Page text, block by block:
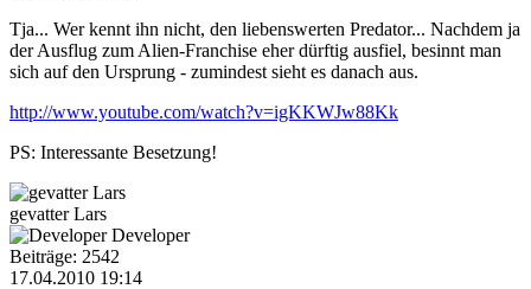
Tja... Wer kennt ihn nicht, den liebenswerten Predator... Nachdem ja
der Ausflug zum Alien-Franchise eher dürftig ausfiel, besinnt man
sich auf den Ursprung - zumindest sieht es danach aus.
http://www.youtube.com/watch?v=igKKWJw88Kk
PS: Interessante Besetzung!
gevatter Lars
Developer
Beiträge: 2542
17.04.2010 19:14